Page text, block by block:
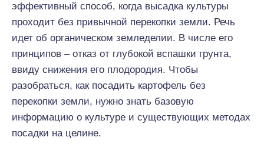
эффективный способ, когда высадка культуры
проходит без привычной перекопки земли. Речь
идет об органическом земледелии. В числе его
принципов – отказ от глубокой вспашки грунта,
ввиду снижения его плодородия. Чтобы
разобраться, как посадить картофель без
перекопки земли, нужно знать базовую
информацию о культуре и существующих методах
посадки на целине.